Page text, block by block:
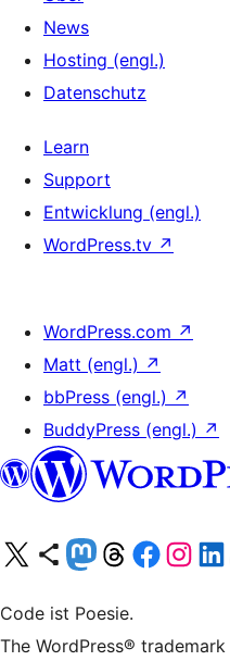
News
Hosting (engl.)
Datenschutz
Learn
Support
Entwicklung (engl.)
WordPress.tv ↗
WordPress.com ↗
Matt (engl.) ↗
bbPress (engl.) ↗
BuddyPress (engl.) ↗
Unser X-Konto (früher Twitter) besuchen
Unser Bluesky-Konto besuchen
Unser Mastodon-Konto besuchen
Unser Threads-Konto besuchen
Unsere Facebook-Seite
Unser Unser
Code ist Poesie.
The WordPress®